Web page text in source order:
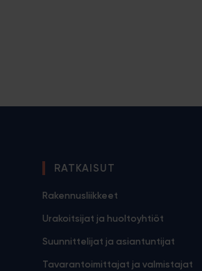
RATKAISUT
Rakennusliikkeet
Urakoitsijat ja huoltoyhtiöt
Suunnittelijat ja asiantuntijat
Tavarantoimittajat ja valmistajat